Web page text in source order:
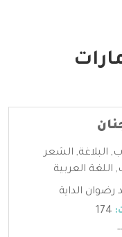
, البلاغة, الشعر
, اللغة العربية
الداية